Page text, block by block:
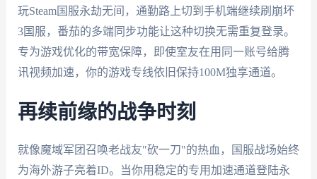
玩Steam国服永劫无间，通勤路上切到手机端继续刷崩坏
3国服，番茄的多端同步功能让这种切换无需重复登录。
专为游戏优化的带宽保障，即使室友在用同一账号给腾
讯视频加速，你的游戏专线依旧保持100M独享通道。
再续前缘的战争时刻
就像魔域军团召唤老战友"砍一刀"的热血，国服战场始终
为海外游子亮着ID。当你用稳定的专用加速通道登陆永